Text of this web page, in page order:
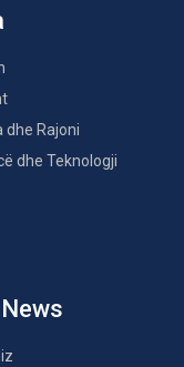
dhe Rajoni
dhe Teknologji